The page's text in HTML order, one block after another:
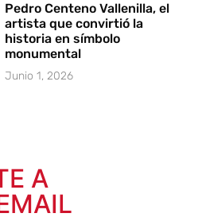
Pedro Centeno Vallenilla, el
artista que convirtió la
historia en símbolo
monumental
Junio 1, 2026
A